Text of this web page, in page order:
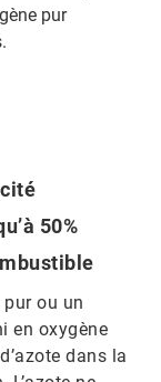
pur
50%
pur ou un
en oxygène
dans la